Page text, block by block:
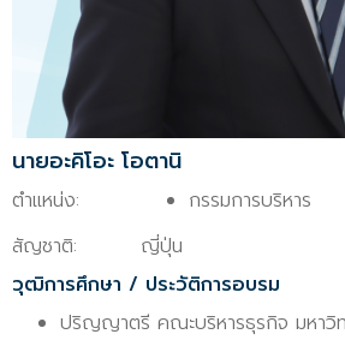
นายอะคิโอะ โอตานิ
ตำแหน่ง:
กรรมการบริหาร
สัญชาติ:
ญี่ปุ่น
วุฒิการศึกษา / ประวัติการอบรม
ปริญญาตรี คณะบริหารธุรกิจ มหาวิ